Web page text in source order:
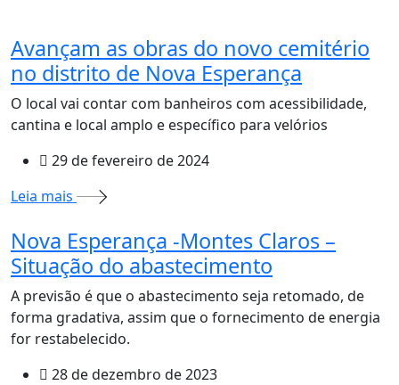
Avançam as obras do novo cemitério
no distrito de Nova Esperança
O local vai contar com banheiros com acessibilidade,
cantina e local amplo e específico para velórios
29 de fevereiro de 2024
Leia mais
Nova Esperança -Montes Claros –
Situação do abastecimento
A previsão é que o abastecimento seja retomado, de
forma gradativa, assim que o fornecimento de energia
for restabelecido.
28 de dezembro de 2023